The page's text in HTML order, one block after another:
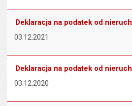
Deklaracja na podatek od
03.12.2021
Deklaracja na podatek od
03.12.2020